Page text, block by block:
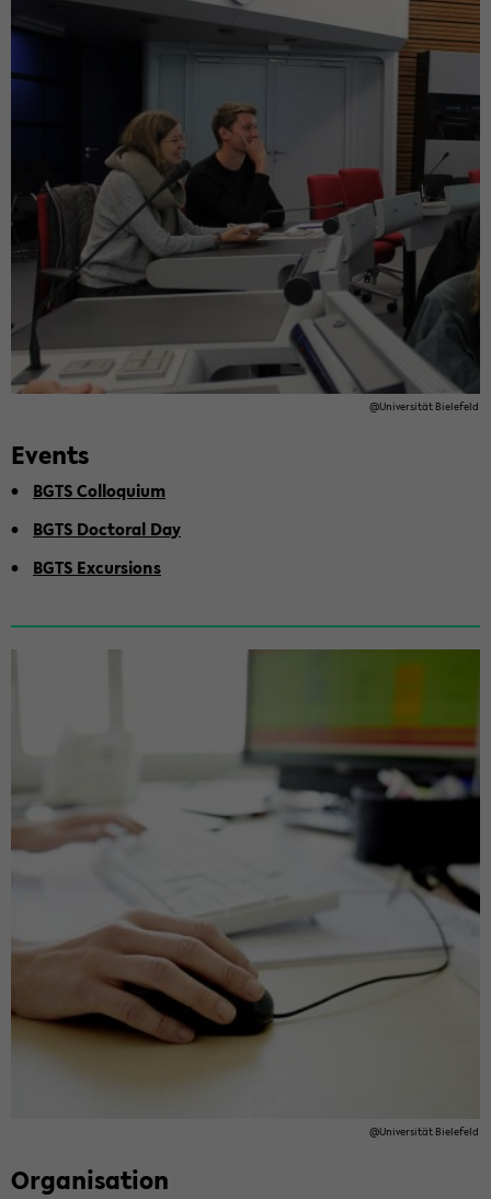
@Uni­ver­sität Biele­feld
Events
BGTS Col­lo­quium
BGTS Doc­toral Day
BGTS Ex­cur­sions
@Uni­ver­sität Biele­feld
Or­gan­i­sa­tion